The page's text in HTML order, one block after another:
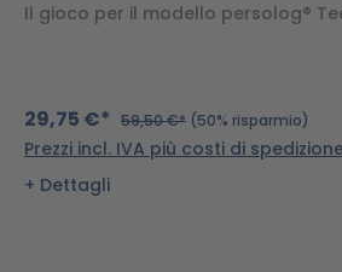
Il gioco per il modello persolog®
29,75 €* 59,50 €* (50% risparmio)
Prezzi incl. IVA più costi di
Dettagli